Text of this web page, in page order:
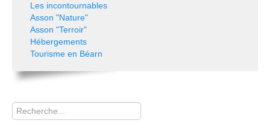
Les incontournables
Asson "Nature"
Asson "Terroir"
Hébergements
Tourisme en Béarn
Rechercher